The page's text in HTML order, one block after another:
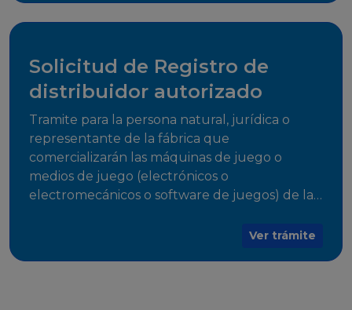
Solicitud de Registro de
distribuidor autorizado
Tramite para la persona natural, jurídica o
representante de la fábrica que
comercializarán las máquinas de juego o
medios de juego (electrónicos o
electromecánicos o software de juegos) de las
Ver trámite